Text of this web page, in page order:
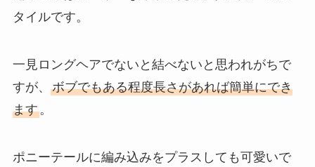
タイルです。
一見ロングヘアでないと結べないと思われがちで
すが、 ボブでもある程度長さがあれば簡単にでき
ます。
ポニーテールに編み込みをプラスしても可愛いで